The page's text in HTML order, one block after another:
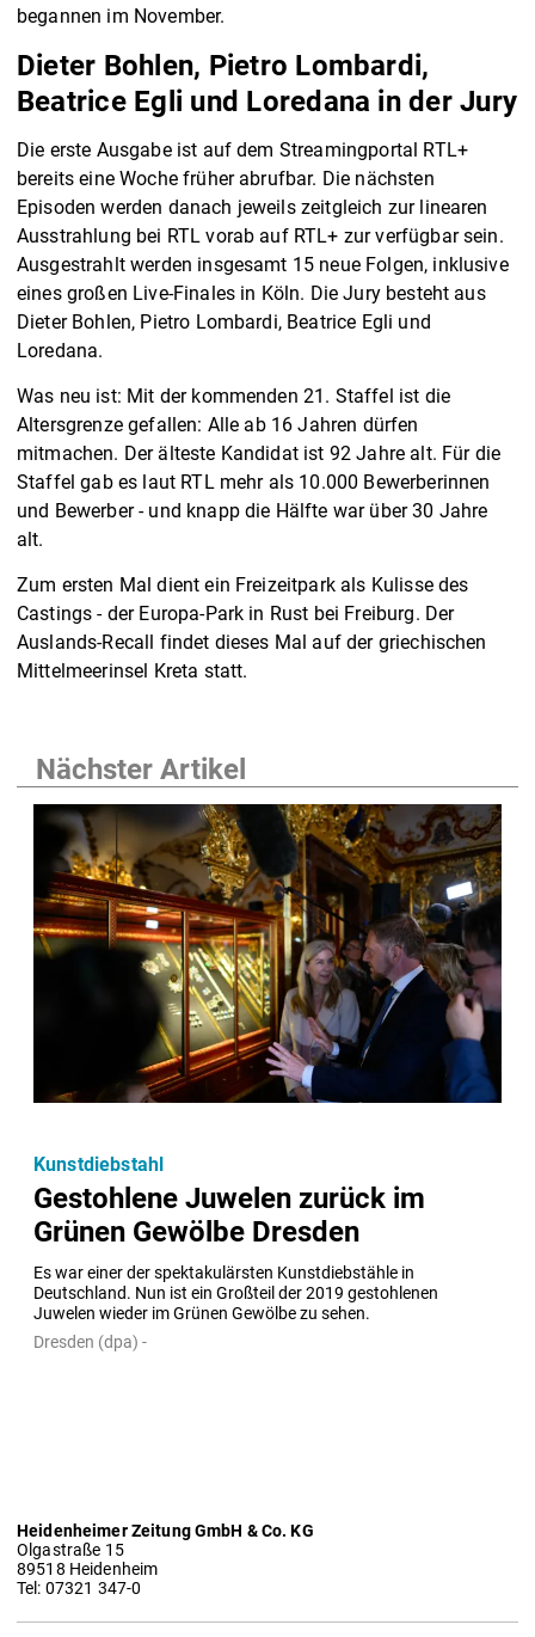
begannen im November.
Dieter Bohlen, Pietro Lombardi,
Beatrice Egli und Loredana in der Jury
Die erste Ausgabe ist auf dem Streamingportal RTL+
bereits eine Woche früher abrufbar. Die nächsten
Episoden werden danach jeweils zeitgleich zur linearen
Ausstrahlung bei RTL vorab auf RTL+ zur verfügbar sein.
Ausgestrahlt werden insgesamt 15 neue Folgen, inklusive
eines großen Live-Finales in Köln. Die Jury besteht aus
Dieter Bohlen, Pietro Lombardi, Beatrice Egli und
Loredana.
Was neu ist: Mit der kommenden 21. Staffel ist die
Altersgrenze gefallen: Alle ab 16 Jahren dürfen
mitmachen. Der älteste Kandidat ist 92 Jahre alt. Für die
Staffel gab es laut RTL mehr als 10.000 Bewerberinnen
und Bewerber - und knapp die Hälfte war über 30 Jahre
alt.
Zum ersten Mal dient ein Freizeitpark als Kulisse des
Castings - der Europa-Park in Rust bei Freiburg. Der
Auslands-Recall findet dieses Mal auf der griechischen
Mittelmeerinsel Kreta statt.
Nächster Artikel
Gestohlene Juwelen zurück im
Grünen Gewölbe Dresden
Es war einer der spektakulärsten Kunstdiebstähle in
Deutschland. Nun ist ein Großteil der 2019 gestohlenen
Juwelen wieder im Grünen Gewölbe zu sehen.
Kunstdiebstahl
Dresden (dpa) -
Heidenheimer Zeitung GmbH & Co. KG
Olgastraße 15
89518 Heidenheim
Tel: 07321 347-0